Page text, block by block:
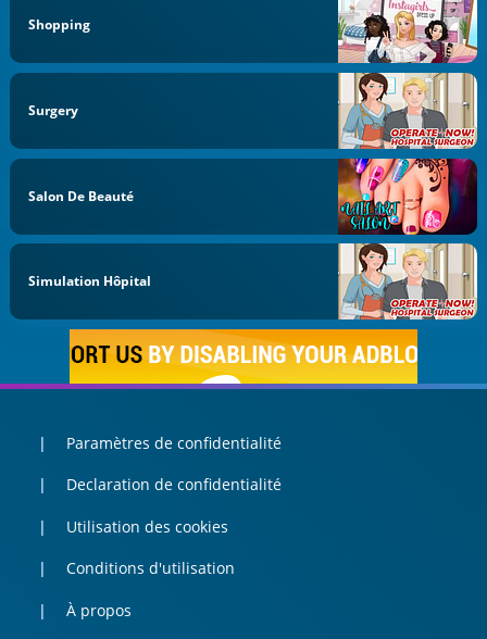
Shopping
Surgery
Salon De Beauté
Simulation Hôpital
Paramètres de confidentialité
Declaration de confidentialité
Utilisation des cookies
Conditions d'utilisation
À propos